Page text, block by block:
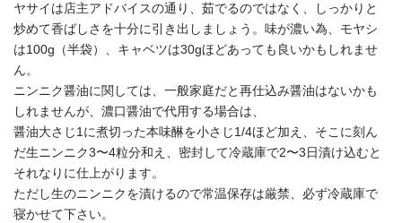
ヤサイは店主アドバイスの通り、茹でるのではなく、しっかりと
炒めて香ばしさを十分に引き出しましょう。味が濃い為、モヤシ
は100g（半袋）、キャベツは30gほどあっても良いかもしれませ
ん。
ニンニク醤油に関しては、一般家庭だと再仕込み醤油はないかも
しれませんが、濃口醤油で代用する場合は、
醤油大さじ1に煮切った本味醂を小さじ1/4ほど加え、そこに刻ん
だ生ニンニク3〜4粒分和え、密封して冷蔵庫で2〜3日漬け込むと
それなりに仕上がります。
ただし生のニンニクを漬けるので常温保存は厳禁、必ず冷蔵庫で
寝かせて下さい。